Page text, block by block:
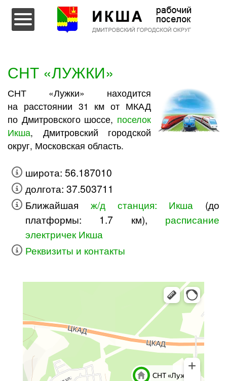
Перейти к содержимому
СНТ «ЛУЖКИ»
СНТ «Лужки» находится
на расстоянии 31 км от МКАД
по Дмитровского шоссе, поселок
Икша, Дмитровский городской
округ, Московская область.
широта: 56.187010
долгота: 37.503711
Ближайшая ж/д станция: Икша (до
платформы: 1.7 км), расписание
электричек Икша
Реквизиты и контакты